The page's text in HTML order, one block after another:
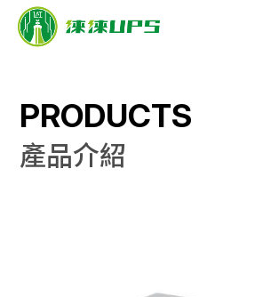
PRODUCTS
產品介紹